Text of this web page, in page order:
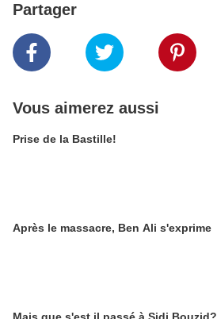
Partager
Vous aimerez aussi
Prise de la Bastille!
Après le massacre, Ben Ali s'exprime